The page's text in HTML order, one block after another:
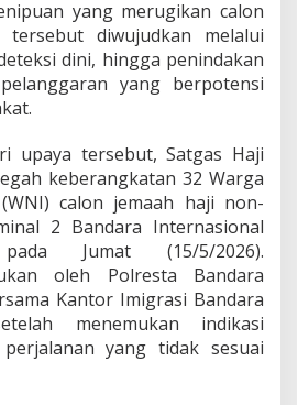
yang merugikan calon
tersebut diwujudkan melalui
dini, hingga penindakan
yang berpotensi
upaya tersebut, Satgas Haji
keberangkatan 32 Warga
calon jemaah haji non-
2 Bandara Internasional
Jumat (15/5/2026).
oleh Polresta Bandara
Kantor Imigrasi Bandara
menemukan indikasi
yang tidak sesuai